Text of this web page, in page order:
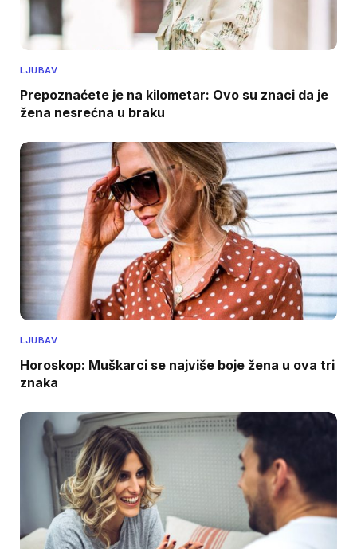
LJUBAV
Prepoznaćete je na kilometar: Ovo su znaci da je
žena nesrećna u braku
LJUBAV
Horoskop: Muškarci se najviše boje žena u ova tri
znaka